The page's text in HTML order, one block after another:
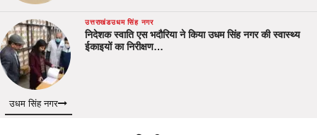
उत्तराखंडउधम सिंह नगर
निदेशक स्वाति एस भदौरिया ने किया उधम सिंह नगर की स्वास्थ्य
ईकाइयों का निरीक्षण…
उधम सिंह नगर